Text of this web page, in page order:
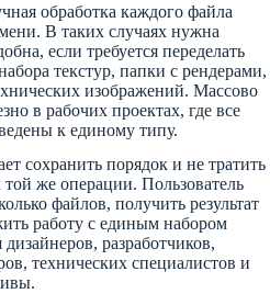
обработка каждого файла
В таких случаях нужна
если требуется переделать
текстур, папки с рендерами,
изображений. Массово
в рабочих проектах, где все
к единому типу.
сохранить порядок и не тратить
же операции. Пользователь
файлов, получить результат
работу с единым набором
разработчиков,
технических специалистов и